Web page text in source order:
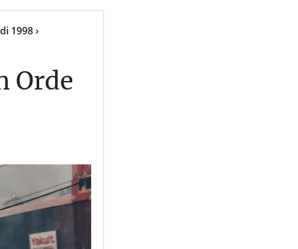
1998›
Orde